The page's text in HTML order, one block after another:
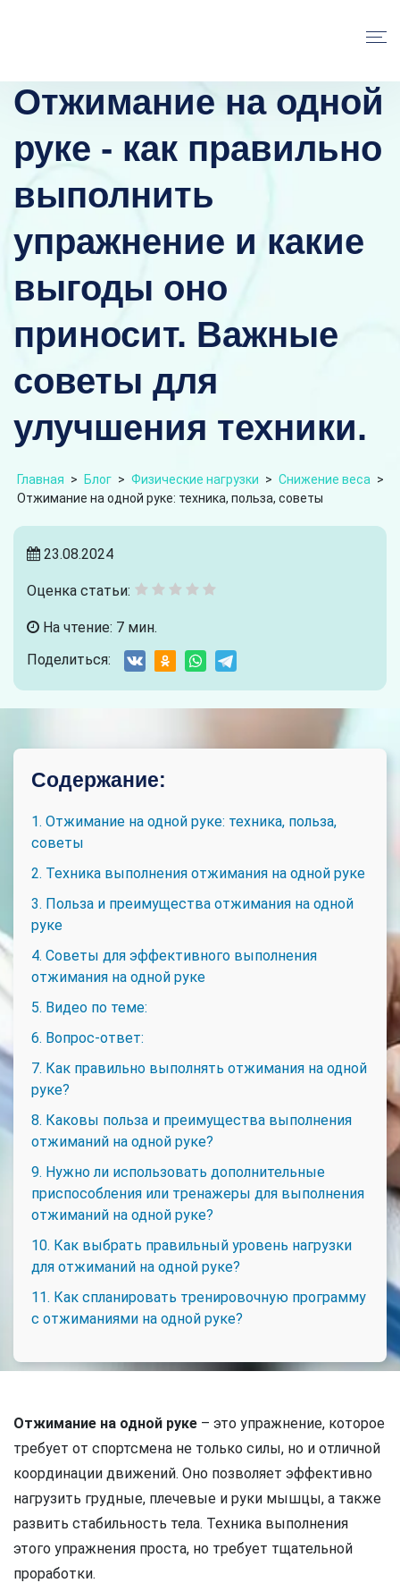
Отжимание на одной
руке - как правильно
выполнить
упражнение и какие
выгоды оно
приносит. Важные
советы для
улучшения техники.
Главная > Блог > Физические нагрузки > Снижение веса >
Отжимание на одной руке: техника, польза, советы
23.08.2024
Оценка статьи:
На чтение: 7 мин.
Поделиться:
Содержание:
1. Отжимание на одной руке: техника, польза,
советы
2. Техника выполнения отжимания на одной руке
3. Польза и преимущества отжимания на одной
руке
4. Советы для эффективного выполнения
отжимания на одной руке
5. Видео по теме:
6. Вопрос-ответ:
7. Как правильно выполнять отжимания на одной
руке?
8. Каковы польза и преимущества выполнения
отжиманий на одной руке?
9. Нужно ли использовать дополнительные
приспособления или тренажеры для выполнения
отжиманий на одной руке?
10. Как выбрать правильный уровень нагрузки
для отжиманий на одной руке?
11. Как спланировать тренировочную программу
с отжиманиями на одной руке?
Отжимание на одной руке – это упражнение, которое
требует от спортсмена не только силы, но и отличной
координации движений. Оно позволяет эффективно
нагрузить грудные, плечевые и руки мышцы, а также
развить стабильность тела. Техника выполнения
этого упражнения проста, но требует тщательной
проработки.